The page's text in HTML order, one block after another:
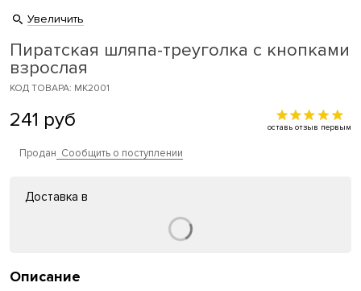
Увеличить
Пиратская шляпа-треуголка с кнопками
взрослая
КОД ТОВАРА: MK2001
241 руб оставь отзыв первым
Продан Сообщить о поступлении
Доставка в
Описание